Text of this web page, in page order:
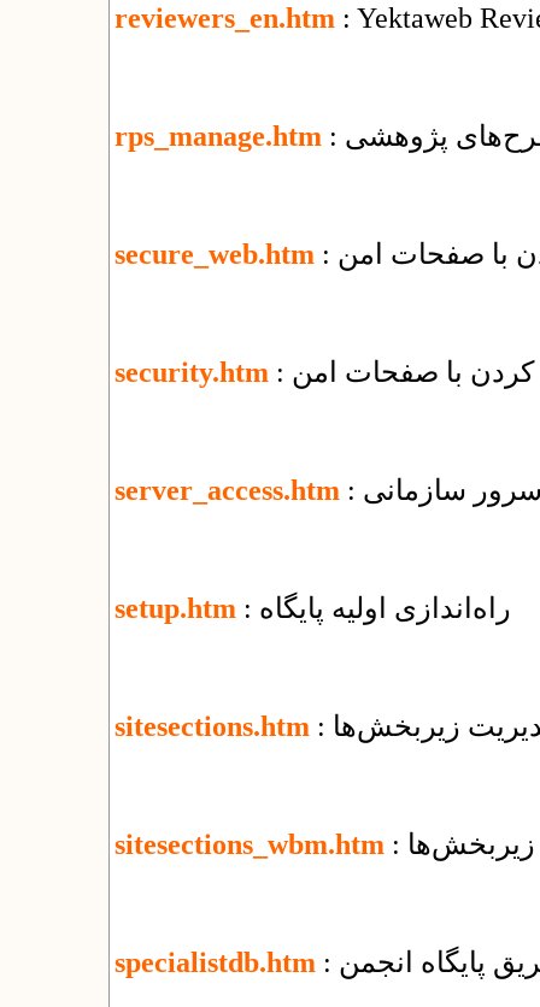
reviewers_en.htm : Yektaweb
rps_manage.htm پژوهشی
secure_web.htm
security.htm
server_access.htm سرور سازمانی
setup.htm : راه‌اندازی اولیه پایگاه
sitesections.htm زیربخش‌ها
sitesections_wbm.htm زیربخش‌ها
specialistdb.htm پایگاه انجمن